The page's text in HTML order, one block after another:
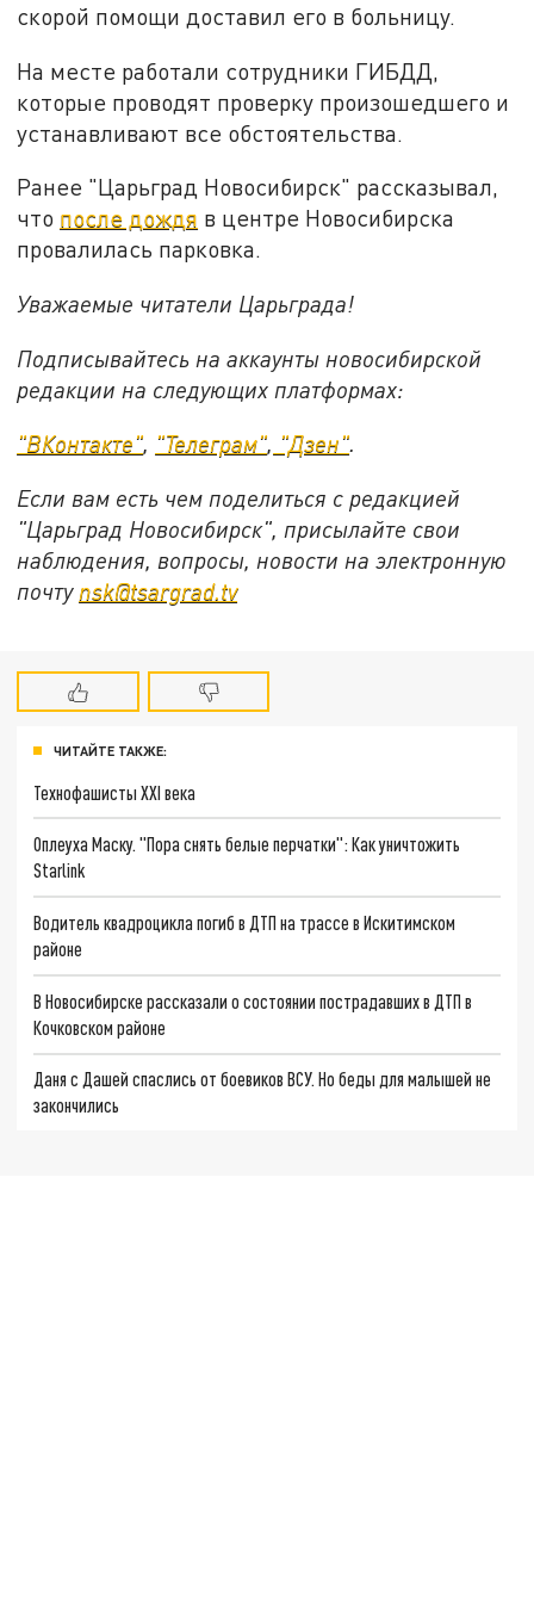
скорой помощи доставил его в больницу.
На месте работали сотрудники ГИБДД,
которые проводят проверку произошедшего и
устанавливают все обстоятельства.
Ранее "Царьград Новосибирск" рассказывал,
что после дождя в центре Новосибирска
провалилась парковка.
Уважаемые читатели Царьграда!
Подписывайтесь на аккаунты новосибирской
редакции на следующих платформах:
"ВКонтакте", "Телеграм", "Дзен".
Если вам есть чем поделиться с редакцией
"Царьград Новосибирск", присылайте свои
наблюдения, вопросы, новости на электронную
почту nsk@tsargrad.tv
ЧИТАЙТЕ ТАКЖЕ:
Технофашисты XXI века
Оплеуха Маску. "Пора снять белые перчатки": Как уничтожить
Starlink
Водитель квадроцикла погиб в ДТП на трассе в Искитимском
районе
В Новосибирске рассказали о состоянии пострадавших в ДТП в
Кочковском районе
Даня с Дашей спаслись от боевиков ВСУ. Но беды для малышей не
закончились